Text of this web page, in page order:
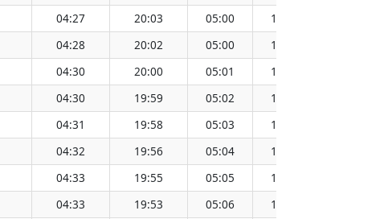
04:27 20:03 05:00 19:30
04:28 20:02 05:00 19:29
04:30 20:00 05:01 19:28
04:30 19:59 05:02 19:27
04:31 19:58 05:03 19:25
04:32 19:56 05:04 19:24
04:33 19:55 05:05 19:23
04:33 19:53 05:06 19:21